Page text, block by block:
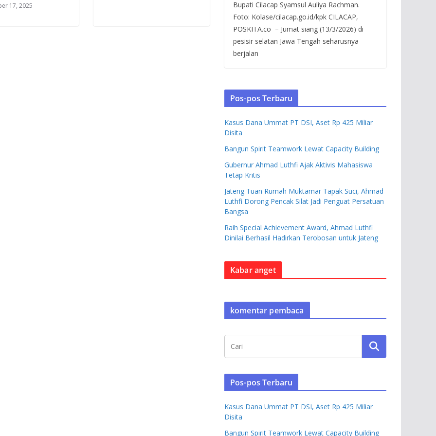
17, 2025
Bupati Cilacap Syamsul Auliya Rachman.
Foto: Kolase/cilacap.go.id/kpk CILACAP,
POSKITA.co – Jumat siang (13/3/2026) di
pesisir selatan Jawa Tengah seharusnya
berjalan
Pos-pos Terbaru
Kasus Dana Ummat PT DSI, Aset Rp 425 Miliar
Disita
Bangun Spirit Teamwork Lewat Capacity Building
Gubernur Ahmad Luthfi Ajak Aktivis Mahasiswa
Tetap Kritis
Jateng Tuan Rumah Muktamar Tapak Suci, Ahmad
Luthfi Dorong Pencak Silat Jadi Penguat Persatuan
Bangsa
Raih Special Achievement Award, Ahmad Luthfi
Dinilai Berhasil Hadirkan Terobosan untuk Jateng
Kabar anget
komentar pembaca
Pos-pos Terbaru
Kasus Dana Ummat PT DSI, Aset Rp 425 Miliar
Disita
Bangun Spirit Teamwork Lewat Capacity Building